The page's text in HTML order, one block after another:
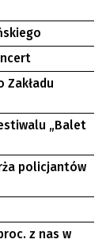
Zakładu
„Balet
policjantów
z nas w